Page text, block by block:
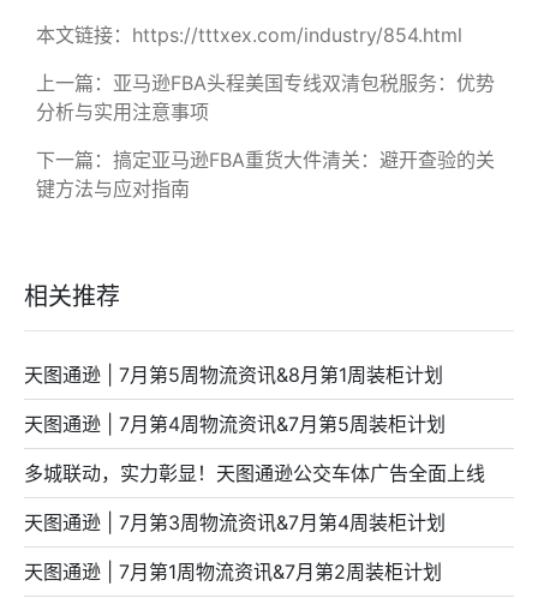
本文链接：https://tttxex.com/industry/854.html
上一篇： 亚马逊FBA头程美国专线双清包税服务：优势
分析与实用注意事项
下一篇： 搞定亚马逊FBA重货大件清关：避开查验的关
键方法与应对指南
相关推荐
天图通逊 | 7月第5周物流资讯&8月第1周装柜计划
天图通逊 | 7月第4周物流资讯&7月第5周装柜计划
多城联动，实力彰显！天图通逊公交车体广告全面上线
天图通逊 | 7月第3周物流资讯&7月第4周装柜计划
天图通逊 | 7月第1周物流资讯&7月第2周装柜计划